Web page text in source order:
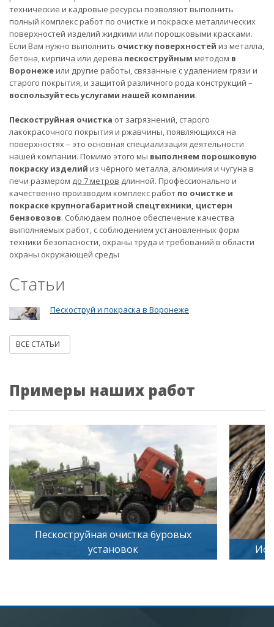
технические и кадровые ресурсы позволяют выполнить
полный комплекс работ по очистке и покраске металлических
поверхностей изделий жидкими или порошковыми красками.
Если Вам нужно выполнить очистку поверхностей из металла,
бетона, кирпича или дерева пескоструйным методом в
Воронежеили другие работы, связанные с удалением грязи и
старого покрытия, и защитой различного рода конструкций –
воспользуйтесь услугами нашей компании.
Пескоструйная очистка от загрязнений, старого
лакокрасочного покрытия и ржавчины, появляющихся на
поверхностях – это основная специализация деятельности
нашей компании. Помимо этого мы выполняем порошковую
покраску изделий из чёрного металла, алюминия и чугуна в
печи размером до 7 метров длинной. Профессионально и
качественно производим комплекс работ по очистке и
покраске крупногабаритной спецтехники, цистерн
бензовозов. Соблюдаем полное обеспечение качества
выполняемых работ, с соблюдением установленных форм
техники безопасности, охраны труда и требований в области
охраны окружающей среды
Статьи
Пескоструй и покраска в Воронеже
ВСЕ СТАТЬИ
Примеры наших работ
Искусственное старение дерева